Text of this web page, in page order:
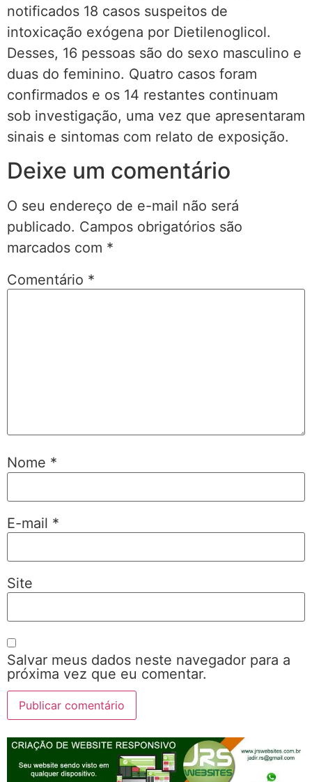
notificados 18 casos suspeitos de
intoxicação exógena por Dietilenoglicol.
Desses, 16 pessoas são do sexo masculino e
duas do feminino. Quatro casos foram
confirmados e os 14 restantes continuam
sob investigação, uma vez que apresentaram
sinais e sintomas com relato de exposição.
Deixe um comentário
O seu endereço de e-mail não será
publicado. Campos obrigatórios são
marcados com *
Comentário *
Nome *
E-mail *
Site
Salvar meus dados neste navegador para a
próxima vez que eu comentar.